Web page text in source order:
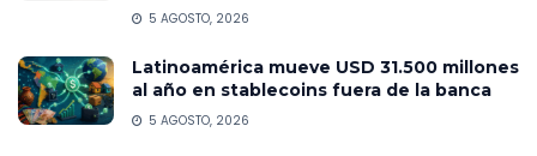
5 AGOSTO, 2026
Latinoamérica mueve USD 31.500 millones
al año en stablecoins fuera de la banca
5 AGOSTO, 2026